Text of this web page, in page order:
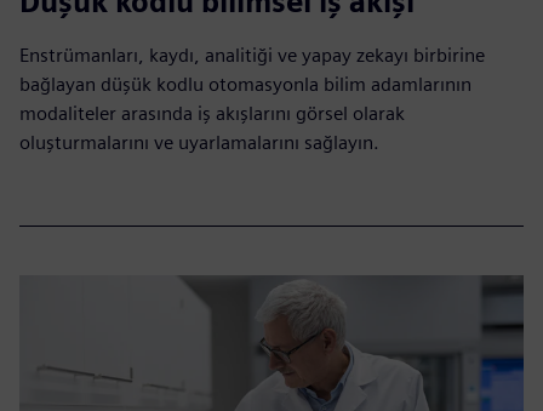
Enstrümanları, kaydı, analitiği ve yapay zekayı birbirine
bağlayan düşük kodlu otomasyonla bilim adamlarının
modaliteler arasında iş akışlarını görsel olarak
oluşturmalarını ve uyarlamalarını sağlayın.